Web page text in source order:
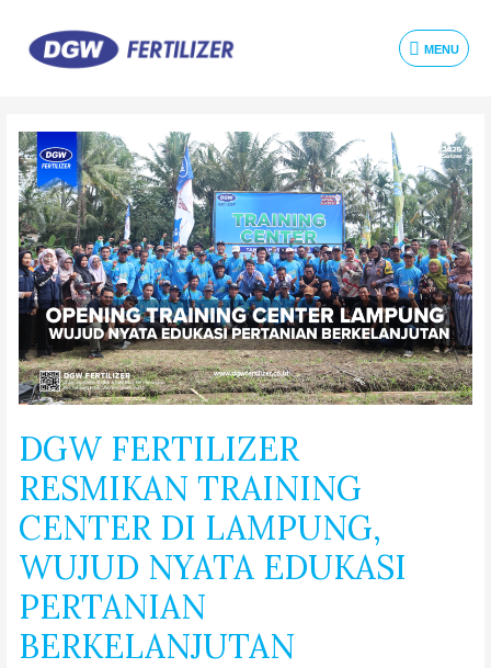
MENU
DGW FERTILIZER
RESMIKAN TRAINING
CENTER DI LAMPUNG,
WUJUD NYATA EDUKASI
PERTANIAN
BERKELANJUTAN